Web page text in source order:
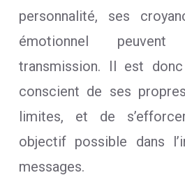
personnalité, ses
émotionnel
transmission. Il est
conscient de ses
limites, et de
objectif possible dans
messages.